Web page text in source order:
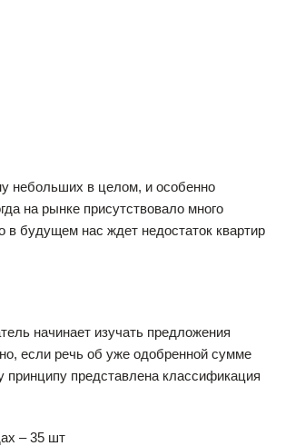
небольших в целом, и особенно
на рынке присутствовало много
в будущем нас ждет недостаток квартир
начинает изучать предложения
если речь об уже одобренной сумме
представлена классификация
– 35 шт